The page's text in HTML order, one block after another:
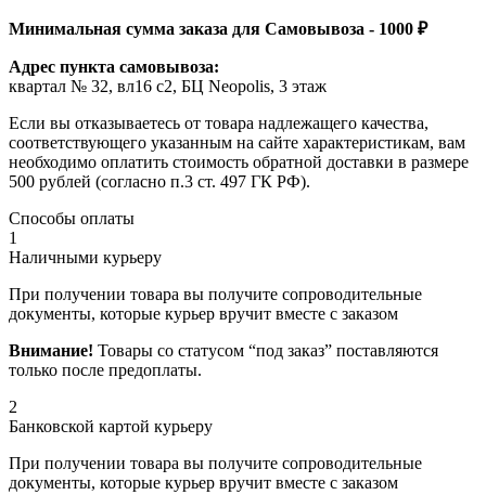
Минимальная сумма заказа для Самовывоза - 1000 ₽
Адрес пункта самовывоза:
квартал № 32, вл16 с2, БЦ Neopolis, 3 этаж
Если вы отказываетесь от товара надлежащего качества,
соответствующего указанным на сайте характеристикам, вам
необходимо оплатить стоимость обратной доставки в размере
500 рублей (согласно п.3 ст. 497 ГК РФ).
Способы оплаты
1
Наличными курьеру
При получении товара вы получите сопроводительные
документы, которые курьер вручит вместе с заказом
Внимание! Товары со статусом “под заказ” поставляются
только после предоплаты.
2
Банковской картой курьеру
При получении товара вы получите сопроводительные
документы, которые курьер вручит вместе с заказом